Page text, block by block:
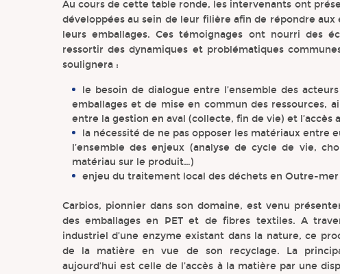
Au cours de cette table ronde, les intervenants ont
développées au sein de leur filière afin de répondre
leurs emballages. Ces témoignages ont nourri des
ressortir des dynamiques et problématiques
soulignera :
le besoin de dialogue entre l’ensemble des
emballages et de mise en commun des ressources,
entre la gestion en aval (collecte, fin de vie) et l’accès
la nécessité de ne pas opposer les matériaux entre
l’ensemble des enjeux (analyse de cycle de vie,
matériau sur le produit…)
enjeu du traitement local des déchets en Outre-mer
Carbios, pionnier dans son domaine, est venu
des emballages en PET et de fibres textiles. A
industriel d’une enzyme existant dans la nature, ce
de la matière en vue de son recyclage. La
aujourd’hui est celle de l’accès à la matière par une